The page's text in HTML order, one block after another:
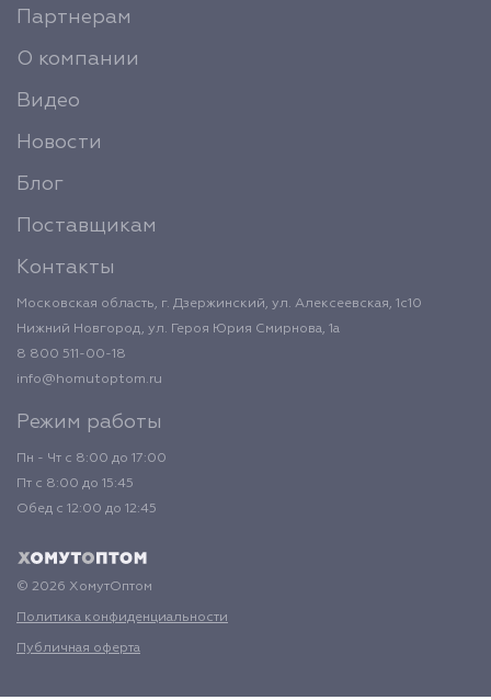
Партнерам
О компании
Видео
Новости
Блог
Поставщикам
Контакты
Московская область, г. Дзержинский, ул. Алексеевская, 1с10
Нижний Новгород, ул. Героя Юрия Смирнова, 1а
8 800 511-00-18
info@homutoptom.ru
Режим работы
Пн - Чт с 8:00 до 17:00
Пт с 8:00 до 15:45
Обед с 12:00 до 12:45
© 2026 ХомутОптом
Политика конфиденциальности
Публичная оферта